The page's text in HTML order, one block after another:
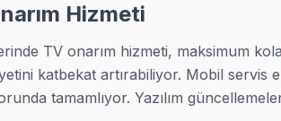
40+ markada akıllı TV tamiri
Sony Bravia, Philips Ambilight
markaları
— tüm teknolojiler
Hizmeti
TV onarım hizmeti, maksimum
katbekat artırabiliyor. Mobil servis
tamamlıyor. Yazılım